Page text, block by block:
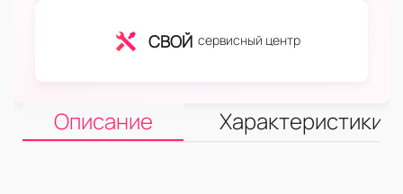
СВОЙ сервисный центр
Описание Характеристики